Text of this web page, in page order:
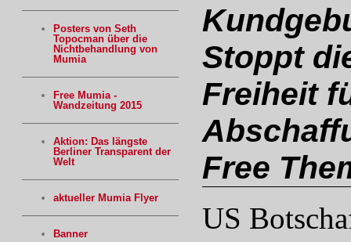
Posters von Seth
Topocman über die
Nichtbehandlung von
Mumia
Free Mumia -
Wandzeitung 2015
Aktion: Das längste
Berliner Transparent der
Welt
aktueller Mumia Flyer
Banner
Stoppt
Freiheit
Free
US